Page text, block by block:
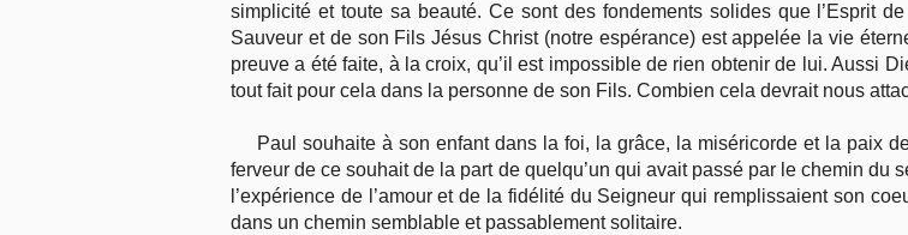
simplicité et toute sa beauté. Ce sont des fondements solides que l’Esprit
Sauveur et de son Fils Jésus Christ (notre espérance) est appelée la vie
preuve a été faite, à la croix, qu’il est impossible de rien obtenir de lui. Aussi
tout fait pour cela dans la personne de son Fils. Combien cela devrait nous
Paul souhaite à son enfant dans la foi, la grâce, la miséricorde et la paix
ferveur de ce souhait de la part de quelqu’un qui avait passé par le chemin du
l’expérience de l’amour et de la fidélité du Seigneur qui remplissaient son
dans un chemin semblable et passablement solitaire.